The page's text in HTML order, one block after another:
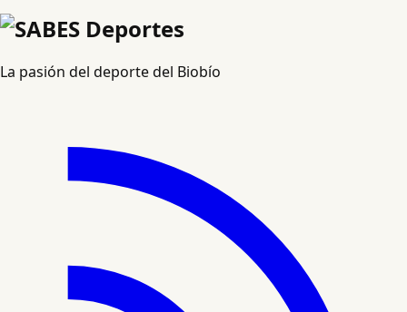
La pasión del deporte del Biobío